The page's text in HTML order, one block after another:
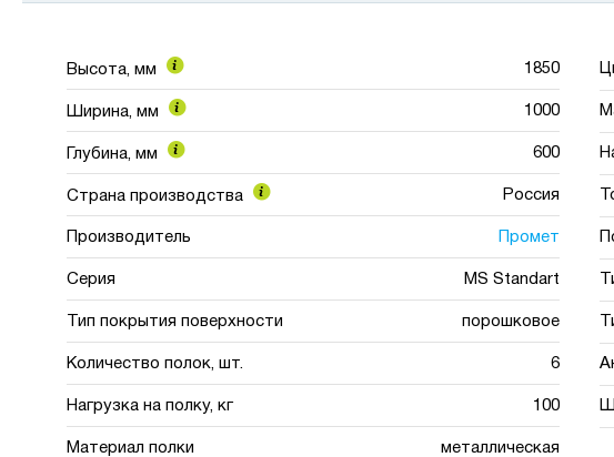
Высота, мм 1850
Ширина, мм 1000
Глубина, мм 600
Страна производства Россия
Производитель Промет
Серия MS Standart
Тип покрытия поверхности порошковое
Количество полок, шт. 6
Нагрузка на полку, кг 100
Материал полки металлическая